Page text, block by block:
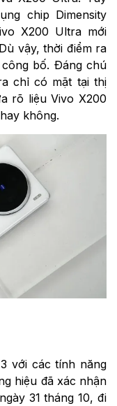
chip Dimensity
X200 Ultra mới
vậy, thời điểm ra
bố. Đáng chú
chỉ có mặt tại thị
rõ liệu Vivo X200
không.
với các tính năng
hiệu đã xác nhận
31 tháng 10, đi